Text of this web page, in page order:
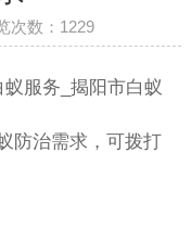
次数： 1229
服务_揭阳市白蚁
防治需求，可拨打